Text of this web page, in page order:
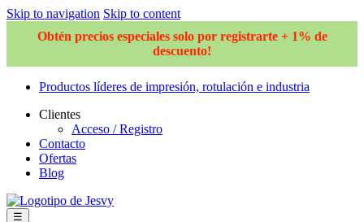
Skip to navigation Skip to content
Obtén precios especiales solo por registrarte + 1% de
descuento!
Productos líderes de impresión, rotulación e industria
Clientes
Acceso / Registro
Contacto
Ofertas
Blog
☰